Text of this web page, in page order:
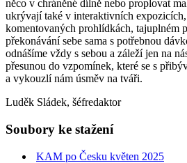
něco v chráněné dílně nebo proplovat
ukrývají také v interaktivních
komentovaných prohlídkách, tajuplném
překonávání sebe sama s potřebnou
odnášíme vždy s sebou a záleží jen na
přesunou do vzpomínek, které se s
a vykouzlí nám úsměv na tváři.
Luděk Sládek, šéfredaktor
Soubory ke stažení
KAM po Česku květen 2025